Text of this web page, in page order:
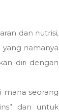
dan nutrisi,
namanya
diri dengan
mana seorang
dan untuk